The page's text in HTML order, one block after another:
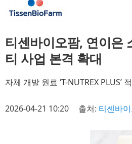
티센바이오팜, 연이은
티 사업 본격 확대
자체 개발 원료 ‘T-NUTREX
2026-04-21 10:20 출처: 티센바